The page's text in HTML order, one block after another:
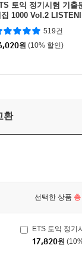
토익 정기시험 기출
1000 Vol.2 LISTENI
리스닝
519건
원 (10% 할인)
환
선택한 상품 총
ETS 토익 정기
17,820원